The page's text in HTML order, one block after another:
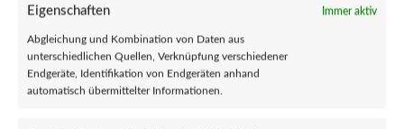
Eigenschaften Immer aktiv
Abgleichung und Kombination von Daten aus
unterschiedlichen Quellen, Verknüpfung verschiedener
Endgeräte, Identifikation von Endgeräten anhand
automatisch übermittelter Informationen.